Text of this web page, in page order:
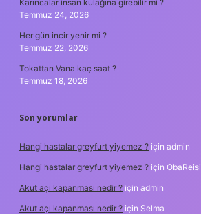
Karıncalar insan kulağına girebilir mi ?
Temmuz 24, 2026
Her gün incir yenir mi ?
Temmuz 22, 2026
Tokattan Vana kaç saat ?
Temmuz 18, 2026
Son yorumlar
Hangi hastalar greyfurt yiyemez ? için admin
Hangi hastalar greyfurt yiyemez ? için ObaReisi
Akut açı kapanması nedir ? için admin
Akut açı kapanması nedir ? için Selma